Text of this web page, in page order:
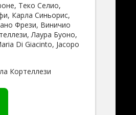
Теко Селио,
Карла Синьорис,
Фрези, Виничио
Лаура Буоно,
Di Giacinto, Jacopo
Кортеллези